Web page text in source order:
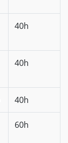
40h
40h
40h
60h